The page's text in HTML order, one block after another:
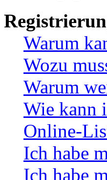
Warum
Wozu
Warum
Wie kann
Online-
Ich habe
Ich habe